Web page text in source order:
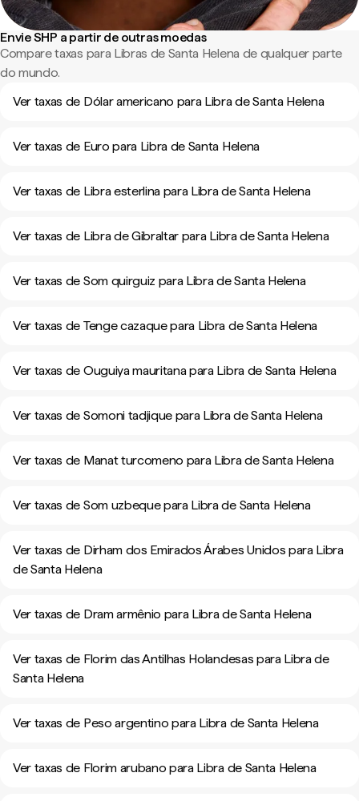
Envie SHP a partir de outras moedas
Compare taxas para Libras de Santa Helena de qualquer parte
do mundo.
Ver taxas de Dólar americano para Libra de Santa Helena
Ver taxas de Euro para Libra de Santa Helena
Ver taxas de Libra esterlina para Libra de Santa Helena
Ver taxas de Libra de Gibraltar para Libra de Santa Helena
Ver taxas de Som quirguiz para Libra de Santa Helena
Ver taxas de Tenge cazaque para Libra de Santa Helena
Ver taxas de Ouguiya mauritana para Libra de Santa Helena
Ver taxas de Somoni tadjique para Libra de Santa Helena
Ver taxas de Manat turcomeno para Libra de Santa Helena
Ver taxas de Som uzbeque para Libra de Santa Helena
Ver taxas de Dirham dos Emirados Árabes Unidos para Libra
de Santa Helena
Ver taxas de Dram armênio para Libra de Santa Helena
Ver taxas de Florim das Antilhas Holandesas para Libra de
Santa Helena
Ver taxas de Peso argentino para Libra de Santa Helena
Ver taxas de Florim arubano para Libra de Santa Helena